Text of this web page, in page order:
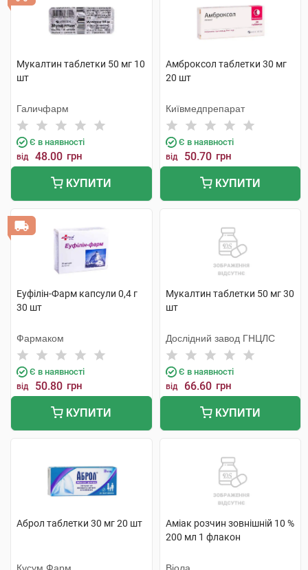
Мукалтин таблетки 50 мг 10
шт
Галичфарм
Є в наявності
від 48.00 грн
КУПИТИ
Амброксол таблетки 30 мг
20 шт
Київмедпрепарат
Є в наявності
від 50.70 грн
КУПИТИ
Еуфілін-Фарм капсули 0,4 г
30 шт
Фармаком
Є в наявності
від 50.80 грн
КУПИТИ
Мукалтин таблетки 50 мг 30
шт
Дослідний завод ГНЦЛС
Є в наявності
від 66.60 грн
КУПИТИ
Аброл таблетки 30 мг 20 шт
Аміак розчин зовнішній 10 %
200 мл 1 флакон